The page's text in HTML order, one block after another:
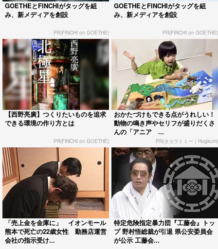
GOETHEとFINCHIがタッグを組
み、新メディアを創設
PR(FINCHI on GOETHE)
GOETHEとFINCHIがタッグを組
み、新メディアを創設
PR(FINCHI on GOETHE)
【西野亮廣】つくりたいものを追求
できる環境の作り方とは
PR(FINCHI on GOETHE)
おかたづけもできる点がうれしい！
動物の鳴き声やセリフが盛りだくさ
んの「アニア ...
PR(タカラトミー｜Hugkum)
「売上金を金庫に」 イオンモール
熊本で死亡の22歳女性 勤務店運営
会社の指示受け...
特定危険指定暴力団『工藤会』トッ
プ 野村悟総裁が引退 県公安委員会
が公示 工藤会...